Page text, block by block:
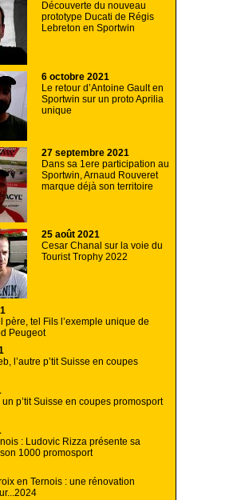
Découverte du nouveau
prototype Ducati de Régis
Lebreton en Sportwin
6 octobre 2021
Le retour d’Antoine Gault en
Sportwin sur un proto Aprilia
unique
27 septembre 2021
Dans sa 1ere participation au
Sportwin, Arnaud Rouveret
marque déjà son territoire
25 août 2021
Cesar Chanal sur la voie du
Tourist Trophy 2022
père, tel Fils l’exemple unique de
Peugeot
l’autre p’tit Suisse en coupes
un p’tit Suisse en coupes promosport
: Ludovic Rizza présente sa
1000 promosport
en Ternois : une rénovation